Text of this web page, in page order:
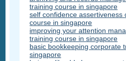
training course in singapore
self confidence assertiveness
course in singapore
improving your attention
training course in singapore
basic bookkeeping corporate
singapore